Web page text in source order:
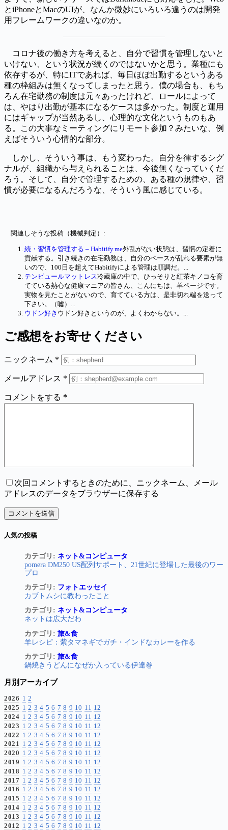
とiPhoneとMacのUIが、なんか微妙にいろいろ違うのは開発
用フレームワークの違いなのか。
コロナ後の働き方を考えると、自分で習慣を管理しないと
いけない、という状況が続くのではないかと思う。業種にも
依存するが、特にITであれば、毎日ほぼ出勤するというある
種の枠組みは無くなってしまったと思う。僕の場合も、もち
ろん在宅勤務の制度は元々あったけれど、ロールによって
は、やはり出勤が基本になるケースは多かった。制度と運用
にはギャップが当然あるし、心理的な文化というものもあ
る。この大事なミーティングにリモート参加？みたいな、例
えばそういう心情的な部分。
しかし、そういう事は、もう変わった。自分を律するシグ
ナルが、組織から与えられることは、今後無くなっていくだ
ろう。そして、自分で管理するための、ある種の規律や、習
慣が必要になるんだろうな、そういう風に感じている。
関連しそうな投稿（機械判定）:
続・習慣を管理する – Habitify.me外乱がない状態は、習慣の定着に
貢献する。引き続きの在宅勤務は、自分のペースが乱れる要素が無
いので、100日を超えてHabitifyによる管理は順調だ。...
テンピュールマットレス冷蔵庫の中で、ひっそりと紅茶キノコを育
てている熱心な健康マニアの皆さん、こんにちは、羊ページです。
実物を見たことがないので、育てている方は、是非切れ端を送って
下さい。（嘘）...
ウドン好き ウドン好きというのが、よくわからない。...
ご感想をお寄せください
ニックネーム *
メールアドレス *
コメントをする *
次回コメントするときのために、ニックネーム、メール
アドレスのデータをブラウザーに保存する
コメントを送信
人気の投稿
pomera DM250 US配列サポート、21世紀に登場した最後のワー
プロ
カテゴリ: ネット&コンピュータ
カブトムシに教わったこと
カテゴリ: フォトエッセイ
ネットは広大だわ
カテゴリ: ネット&コンピュータ
羊レシピ：紫タマネギでガチ・インドなカレーを作る
カテゴリ: 旅&食
鍋焼きうどんになぜか入っている伊達巻
カテゴリ: 旅&食
月別アーカイブ
2026 1 2
2025 1 2 3 4 5 6 7 8 9 10 11 12
2024 1 2 3 4 5 6 7 8 9 10 11 12
2023 1 2 3 4 5 6 7 8 9 10 11 12
2022 1 2 3 4 5 6 7 8 9 10 11 12
2021 1 2 3 4 5 6 7 8 9 10 11 12
2020 1 2 3 4 5 6 7 8 9 10 11 12
2019 1 2 3 4 5 6 7 8 9 10 11 12
2018 1 2 3 4 5 6 7 8 9 10 11 12
2017 1 2 3 4 5 6 7 8 9 10 11 12
2016 1 2 3 4 5 6 7 8 9 10 11 12
2015 1 2 3 4 5 6 7 8 9 10 11 12
2014 1 2 3 4 5 6 7 8 9 10 11 12
2013 1 2 3 4 5 6 7 8 9 10 11 12
2012 1 2 3 4 5 6 7 8 9 10 11 12